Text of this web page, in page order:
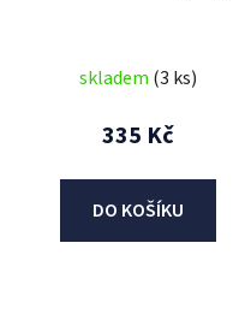
skladem (3 ks)
335 Kč
DO KOŠÍKU